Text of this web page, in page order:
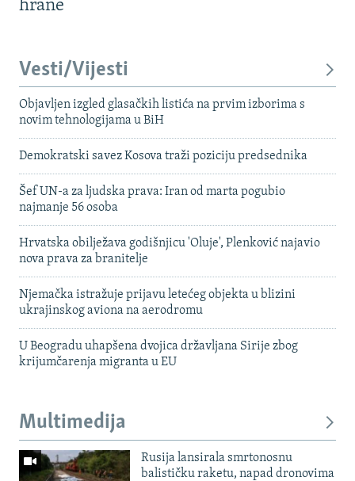
hrane
Vesti/Vijesti
Objavljen izgled glasačkih listića na prvim izborima s
novim tehnologijama u BiH
Demokratski savez Kosova traži poziciju predsednika
Šef UN-a za ljudska prava: Iran od marta pogubio
najmanje 56 osoba
Hrvatska obilježava godišnjicu 'Oluje', Plenković najavio
nova prava za branitelje
Njemačka istražuje prijavu letećeg objekta u blizini
ukrajinskog aviona na aerodromu
U Beogradu uhapšena dvojica državljana Sirije zbog
krijumčarenja migranta u EU
Multimedija
Rusija lansirala smrtonosnu
balističku raketu, napad dronovima